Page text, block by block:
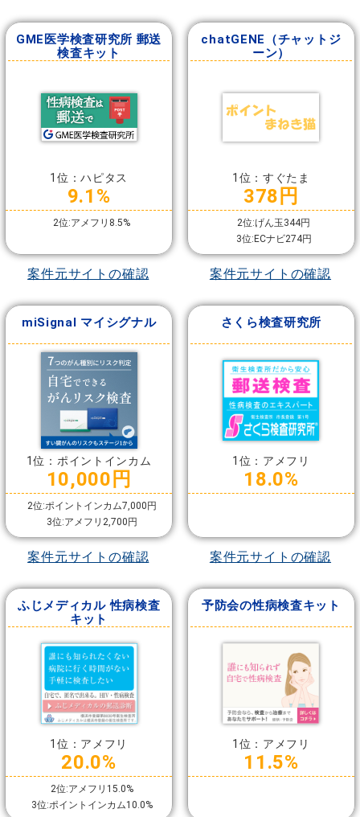
GME医学検査研究所 郵送
検査キット
1位：ハピタス
9.1%
2位:アメフリ8.5%
案件元サイトの確認
chatGENE（チャットジ
ーン）
1位：すぐたま
378円
2位:げん玉344円
3位:ECナビ274円
案件元サイトの確認
miSignal マイシグナル
1位：ポイントインカム
10,000円
2位:ポイントインカム7,000円
3位:アメフリ2,700円
案件元サイトの確認
さくら検査研究所
1位：アメフリ
18.0%
案件元サイトの確認
ふじメディカル 性病検査
キット
1位：アメフリ
20.0%
2位:アメフリ15.0%
3位:ポイントインカム10.0%
予防会の性病検査キット
1位：アメフリ
11.5%